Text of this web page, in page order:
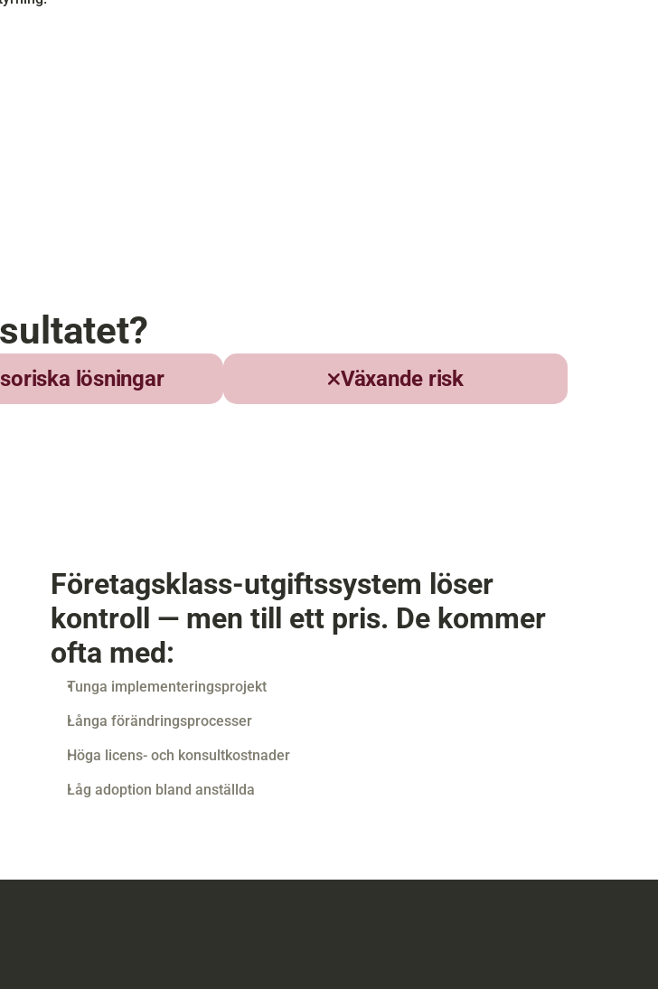
lösningar Växande risk
Företagsklass-utgiftssystem löser
kontroll — men till ett pris. De kommer
ofta med:
Tunga implementeringsprojekt
Långa förändringsprocesser
Höga licens- och konsultkostnader
Låg adoption bland anställda